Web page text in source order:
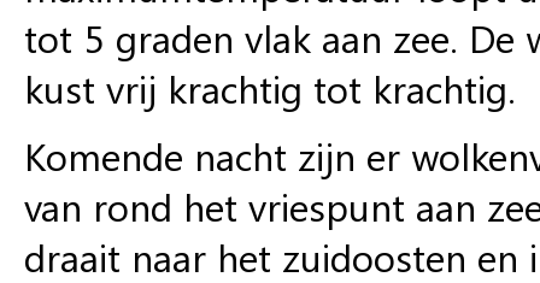
tot 5 graden vlak aan zee.
kust vrij krachtig tot krachtig.
Komende nacht zijn er
van rond het vriespunt aan
draait naar het zuidoosten en